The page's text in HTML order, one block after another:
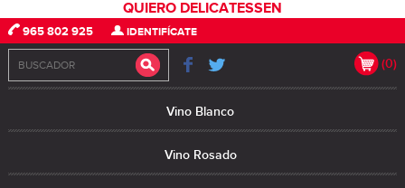
965 802 925 IDENTIFÍCATE
(0)
Vino Blanco
Vino Rosado
QUIERO DELICATESSEN